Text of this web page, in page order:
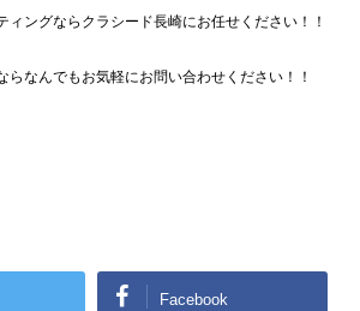
ィングならクラシード長崎にお任せください！！
らなんでもお気軽にお問い合わせください！！
Facebook